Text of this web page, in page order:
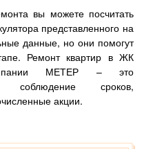
вы можете посчитать
представленного на
данные, но они помогут
Ремонт квартир в ЖК
МЕТЕР – это
соблюдение сроков,
акции.